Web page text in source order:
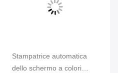
Stampatrice automatica
dello schermo a colori